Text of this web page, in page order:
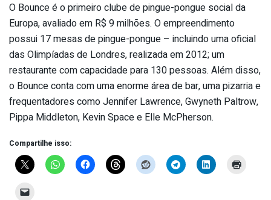
O Bounce é o primeiro clube de pingue-pongue social da
Europa, avaliado em R$ 9 milhões. O empreendimento
possui 17 mesas de pingue-pongue – incluindo uma oficial
das Olimpíadas de Londres, realizada em 2012; um
restaurante com capacidade para 130 pessoas. Além disso,
o Bounce conta com uma enorme área de bar, uma pizarria e
frequentadores como Jennifer Lawrence, Gwyneth Paltrow,
Pippa Middleton, Kevin Space e Elle McPherson.
Compartilhe isso: